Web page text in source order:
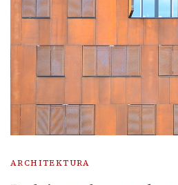
ARCHITEKTURA